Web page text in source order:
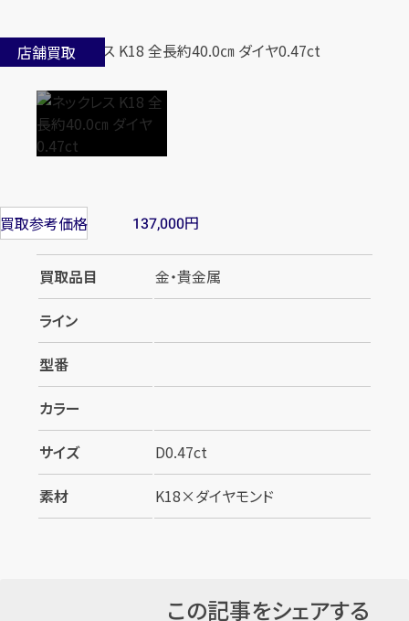
店舗買取
買取参考価格 137,000円
買取品目
金・貴金属
ライン
型番
カラー
サイズ
D0.47ct
素材
K18×ダイヤモンド
この記事をシェアする